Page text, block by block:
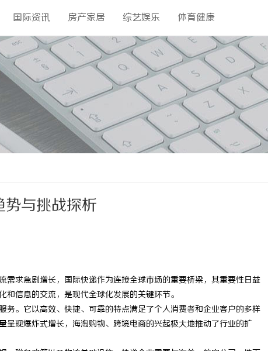
国际资讯 房产家居 综艺娱乐 体育健康
势与挑战探析
需求急剧增长，国际快递作为连接全球市场的重要桥梁，其重要性日益
信息的交流，是现代全球化发展的关键环节。
务。它以高效、快捷、可靠的特点满足了个人消费者和企业客户的多样
现爆炸式增长，海淘购物、跨境电商的兴起极大地推动了行业的扩